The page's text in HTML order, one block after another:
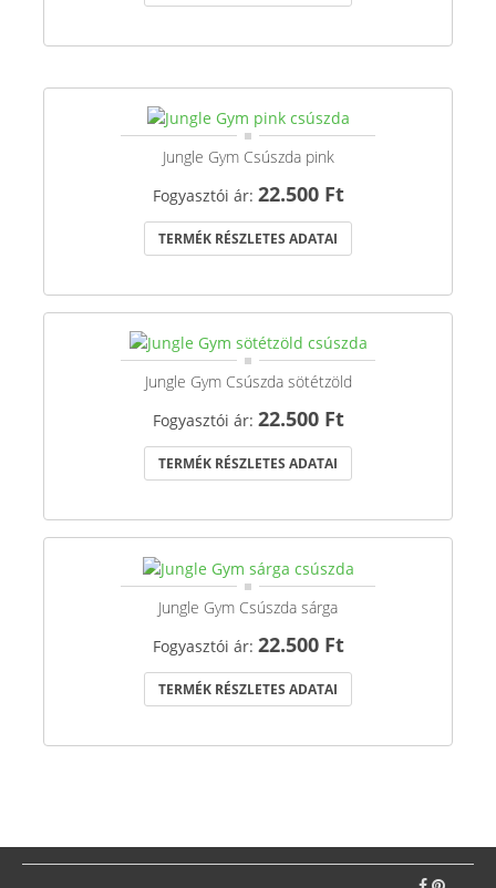
Jungle Gym Csúszda pink
Fogyasztói ár: 22.500 Ft
TERMÉK RÉSZLETES ADATAI
Jungle Gym Csúszda sötétzöld
Fogyasztói ár: 22.500 Ft
TERMÉK RÉSZLETES ADATAI
Jungle Gym Csúszda sárga
Fogyasztói ár: 22.500 Ft
TERMÉK RÉSZLETES ADATAI